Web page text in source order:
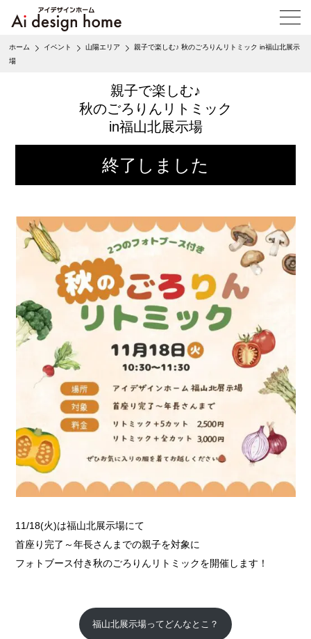
メ
ニ
ー
ホーム イベント 山陽エリア
親子で楽しむ♪ 秋のごろりんリトミック in福山北展示
場
親子で楽しむ♪
秋のごろりんリトミック
in福山北展示場
11/18(火)は福山北展示場にて
首座り完了～年長さんまでの親子を対象に
フォトブース付き秋のごろりんリトミックを開催します！
福山北展示場ってどんなとこ？